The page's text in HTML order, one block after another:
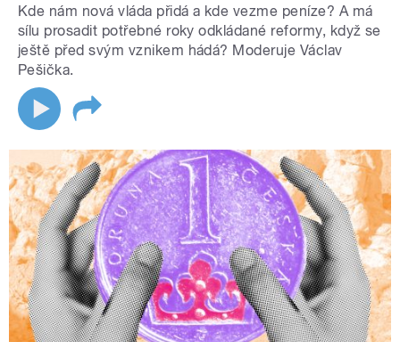
Kde nám nová vláda přidá a kde vezme peníze? A má
sílu prosadit potřebné roky odkládané reformy, když se
ještě před svým vznikem hádá? Moderuje Václav
Pešička.